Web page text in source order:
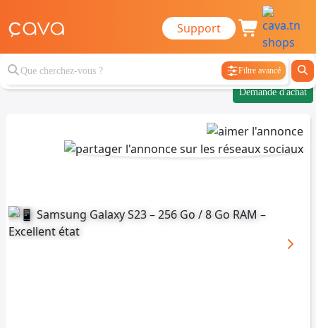
Support
Filtre avancé
Demande d'achat